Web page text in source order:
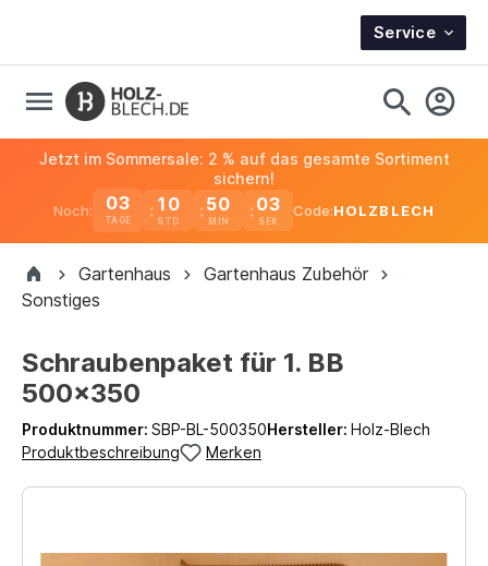
Service
Noch: 03
TAGE
10 50 03
Jetzt im Sommersale: 2 % auf das gesamte Sortiment
sichern!
Code:HOLZBLECH
Gartenhaus
Gartenhaus Zubehör
Sonstiges
Schraubenpaket für 1. BB
500x350
Produktnummer: SBP-BL-500350Hersteller: Holz-Blech
Produktbeschreibung
Merken